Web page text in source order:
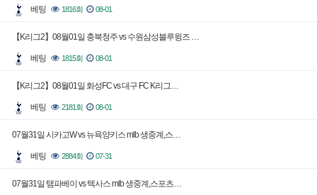
베팅 1816회 08-01
【K리그2】08월01일 충북청주 vs 수원삼성블루윙즈 …
베팅 1815회 08-01
【K리그2】08월01일 화성FC vs 대구 FC K리그…
베팅 2181회 08-01
07월31일 시카고W vs 뉴욕양키스 mlb 생중계,스…
베팅 2884회 07-31
07월31일 탬파베이 vs 텍사스 mlb 생중계,스포츠…